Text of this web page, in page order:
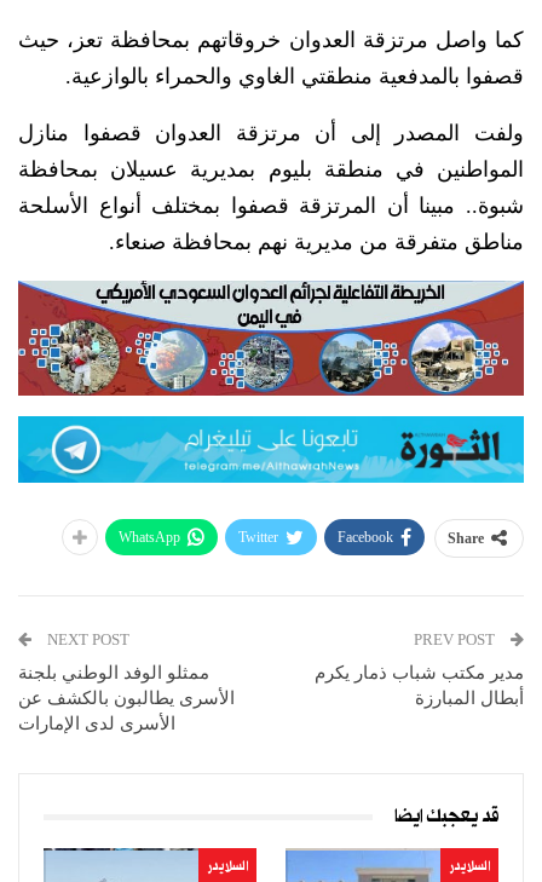
كما واصل مرتزقة العدوان خروقاتهم بمحافظة تعز، حيث
قصفوا بالمدفعية منطقتي الغاوي والحمراء بالوازعية.
ولفت المصدر إلى أن مرتزقة العدوان قصفوا منازل
المواطنين في منطقة بليوم بمديرية عسيلان بمحافظة
شبوة.. مبينا أن المرتزقة قصفوا بمختلف أنواع الأسلحة
مناطق متفرقة من مديرية نهم بمحافظة صنعاء.
Share
Facebook
Twitter
WhatsApp
مدير مكتب شباب ذمار يكرم
أبطال المبارزة
NEXT POST
ممثلو الوفد الوطني بلجنة
الأسرى يطالبون بالكشف عن
الأسرى لدى الإمارات
قد يعجبك ايضا
السلايدر السلايدر